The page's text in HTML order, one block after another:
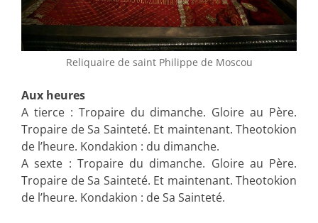
Reliquaire de saint Philippe de Moscou
Aux heures
A tierce : Tropaire du dimanche. Gloire au Père.
Tropaire de Sa Sainteté. Et maintenant. Theotokion
de l’heure. Kondakion : du dimanche.
A sexte : Tropaire du dimanche. Gloire au Père.
Tropaire de Sa Sainteté. Et maintenant. Theotokion
de l’heure. Kondakion : de Sa Sainteté.